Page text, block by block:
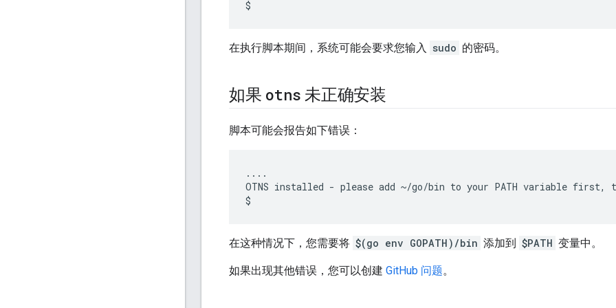
在执行脚本期间，系统可能会要求您输入 sudo 的密码。
如果 otns 未正确安装
脚本可能会报告如下错误：
....
OTNS installed - please add ~/go/bin to your PATH variable first,
在这种情况下，您需要将 $(go env GOPATH)/bin 添加到 $PATH 变量中。
如果出现其他错误，您可以创建 GitHub 问题。